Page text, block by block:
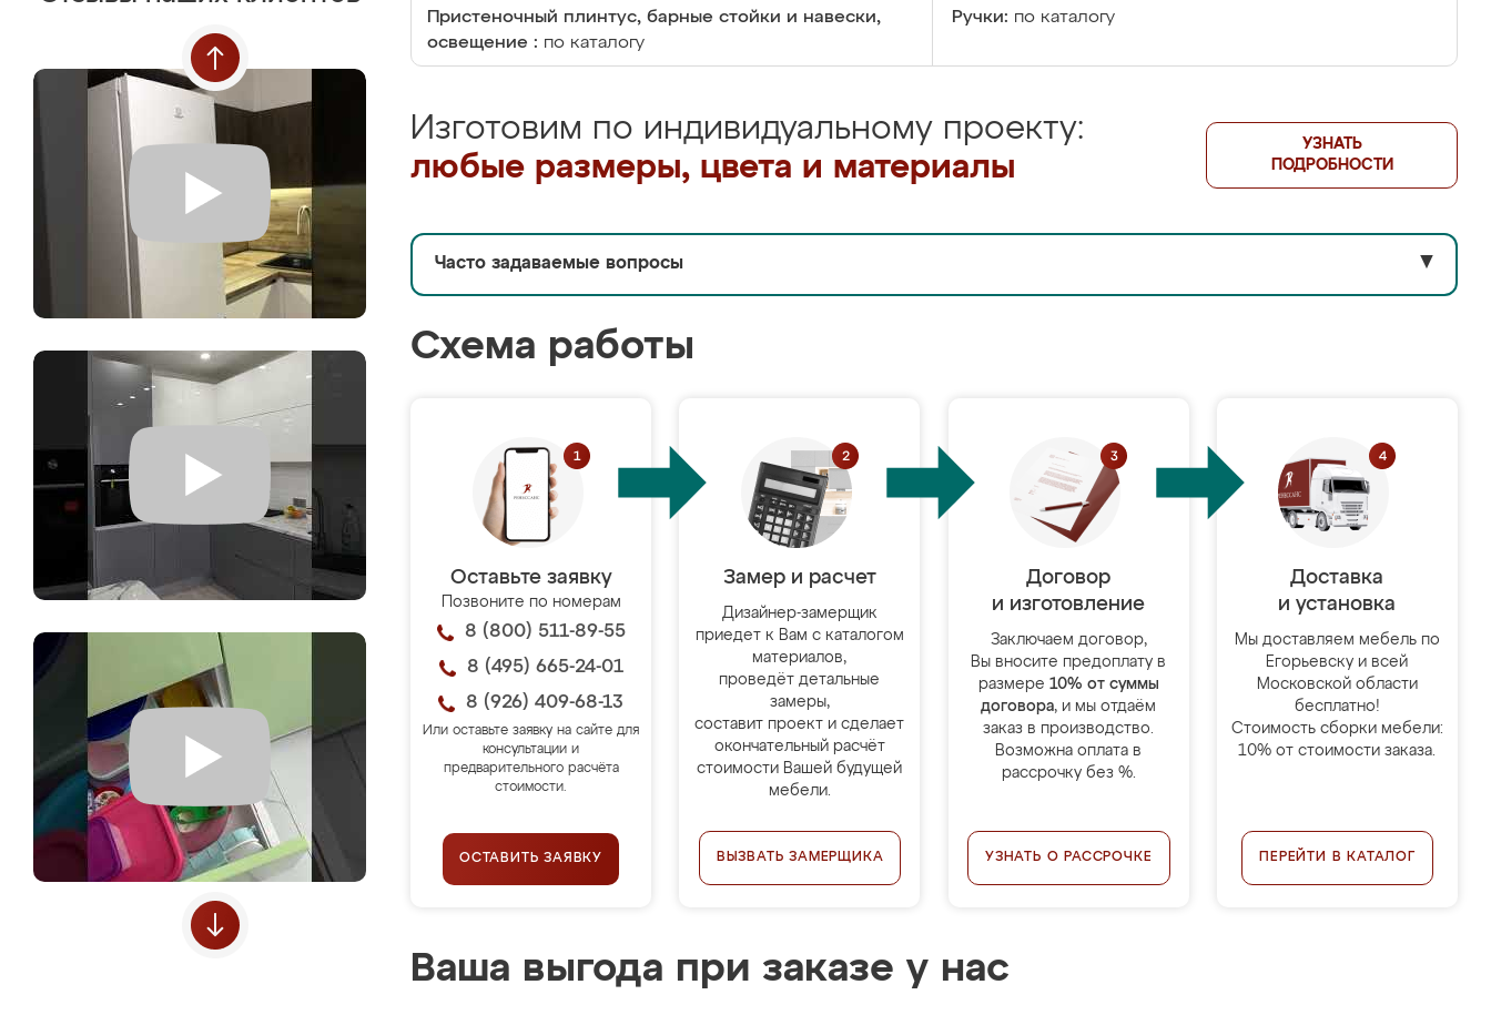
Пристеночный плинтус, барные стойки и навески,
освещение : по каталогу
Ручки: по каталогу
Изготовим по индивидуальному проекту:
любые размеры, цвета и материалы
УЗНАТЬ
ПОДРОБНОСТИ
Часто задаваемые вопросы ▼
Схема работы
Оставьте заявку
Позвоните по номерам
8 (800) 511-89-55
8 (495) 665-24-01
8 (926) 409-68-13
Или оставьте заявку на сайте для
консультации и
предварительного расчёта
стоимости.
ОСТАВИТЬ ЗАЯВКУ
Замер и расчет
Дизайнер-замерщик
приедет к Вам с каталогом
материалов,
проведёт детальные
замеры,
составит проект и сделает
окончательный расчёт
стоимости Вашей будущей
мебели.
ВЫЗВАТЬ ЗАМЕРЩИКА
Договор
и изготовление
Заключаем договор,
Вы вносите предоплату в
размере 10% от суммы
договора, и мы отдаём
заказ в производство.
Возможна оплата в
рассрочку без %.
УЗНАТЬ О РАССРОЧКЕ
Доставка
и установка
Мы доставляем мебель по
Егорьевску и всей
Московской области
бесплатно!
Стоимость сборки мебели:
10% от стоимости заказа.
ПЕРЕЙТИ В КАТАЛОГ
Ваша выгода при заказе у нас